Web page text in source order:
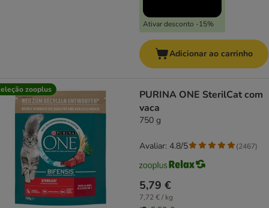
Ativar desconto -15%
Adicionar ao carrinho
zooplus
PURINA ONE SterilCat com
vaca
750 g
5,79 €
7,72 € / kg
Avaliar: 4.8/5 (2467)